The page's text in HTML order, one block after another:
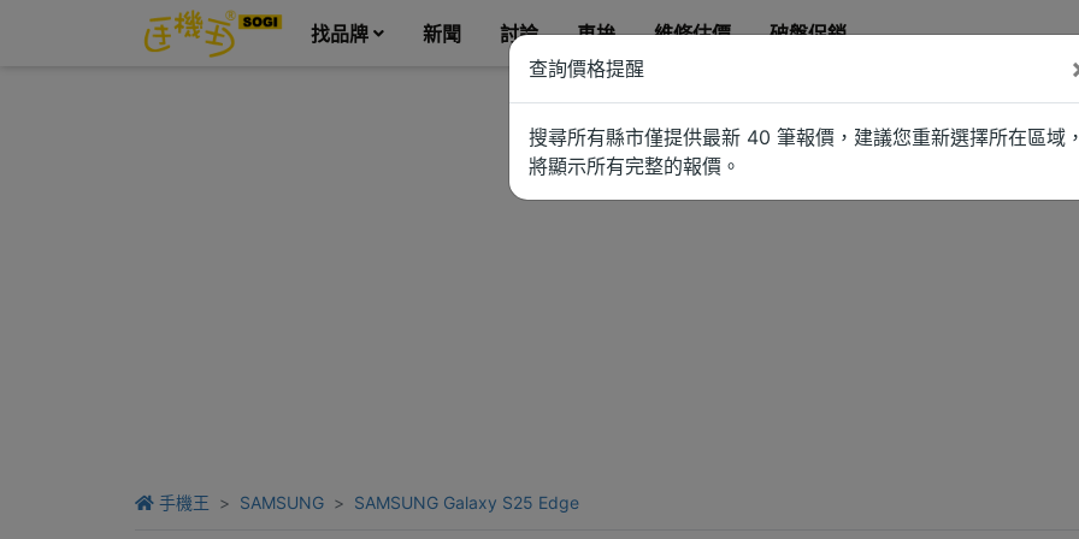
找品牌 新聞 討論 車拚 維修估價 破盤促銷
手機王 SAMSUNG SAMSUNG Galaxy S25 Edge
查詢價格提醒
搜尋所有縣市僅提供最新 40 筆報價，建議您重新選擇所在區域
將顯示所有完整的報價。